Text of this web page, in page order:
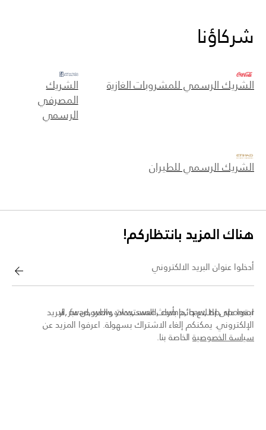
شركاؤنا
الشريك الرسمي للمشروبات الغازية الشريك
المصرفي
الرسمي
الشريك الرسمي للطيران
هناك المزيد بانتظاركم!
أدخلوا عنوان البريد الالكتروني
yi, fwad, wbw, yww, swad, clymb, qaw, tlp, sponsor
ابقوا على اطلاع دائم بأحدث المستجدات والعروض عبر البريد
الإلكتروني. يمكنكم إلغاء الاشتراك بسهولة. اعرفوا المزيد عن
سياسة الخصوصيةالخاصة بنا.